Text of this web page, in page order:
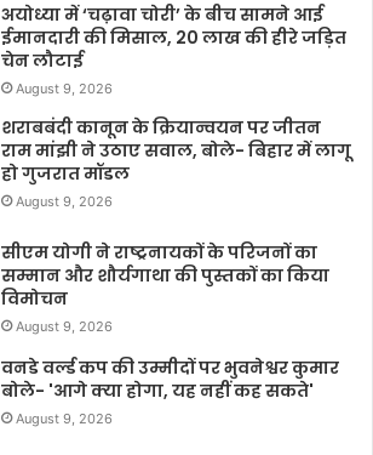
अयोध्या में ‘चढ़ावा चोरी’ के बीच सामने आई
ईमानदारी की मिसाल, 20 लाख की हीरे जड़ित
चेन लौटाई
August 9, 2026
शराबबंदी कानून के क्रियान्वयन पर जीतन
राम मांझी ने उठाए सवाल, बोले- बिहार में लागू
हो गुजरात मॉडल
August 9, 2026
सीएम योगी ने राष्ट्रनायकों के परिजनों का
सम्मान और शौर्यगाथा की पुस्तकों का किया
विमोचन
August 9, 2026
वनडे वर्ल्ड कप की उम्मीदों पर भुवनेश्वर कुमार
बोले- 'आगे क्या होगा, यह नहीं कह सकते'
August 9, 2026